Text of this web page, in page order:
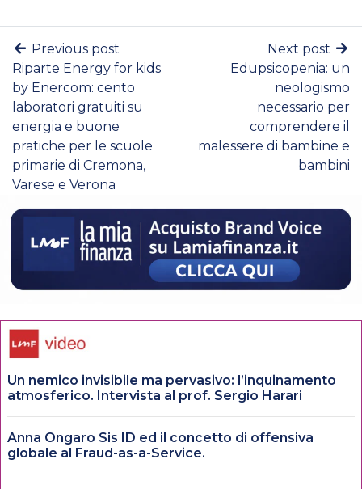
Previous post
Riparte Energy for kids
by Enercom: cento
laboratori gratuiti su
energia e buone
pratiche per le scuole
primarie di Cremona,
Varese e Verona
Next post
Edupsicopenia: un
neologismo
necessario per
comprendere il
malessere di bambine e
bambini
Un nemico invisibile ma pervasivo: l’inquinamento
atmosferico. Intervista al prof. Sergio Harari
Anna Ongaro Sis ID ed il concetto di offensiva
globale al Fraud-as-a-Service.